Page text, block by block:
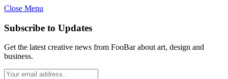
Close Menu
Subscribe to Updates
Get the latest creative news from FooBar about art, design and
business.